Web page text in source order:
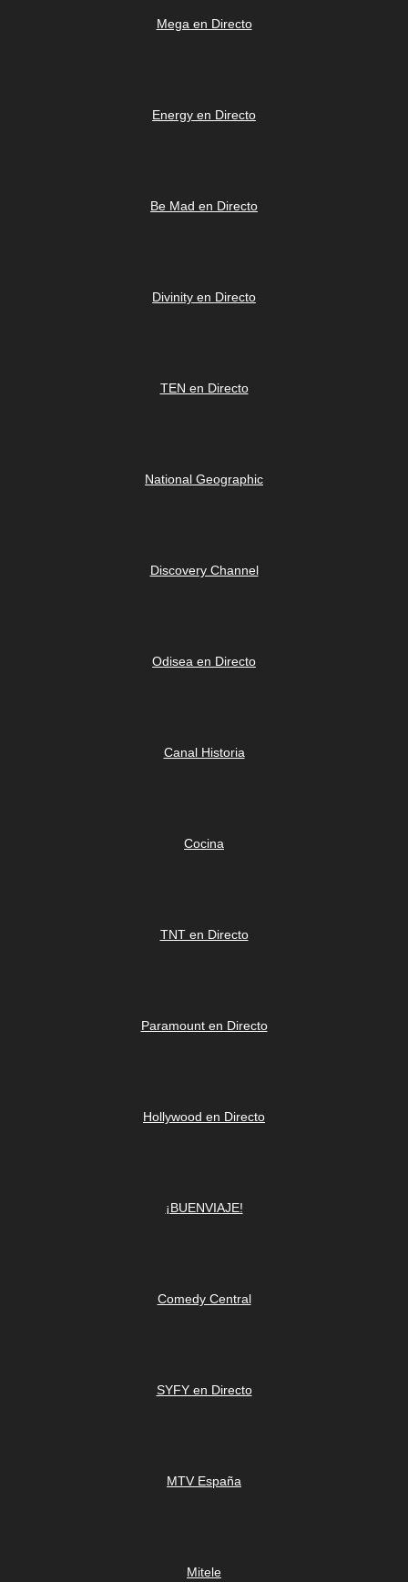
Mega en Directo
Energy en Directo
Be Mad en Directo
Divinity en Directo
TEN en Directo
National Geographic
Discovery Channel
Odisea en Directo
Canal Historia
Cocina
TNT en Directo
Paramount en Directo
Hollywood en Directo
¡BUENVIAJE!
Comedy Central
SYFY en Directo
MTV España
Mitele